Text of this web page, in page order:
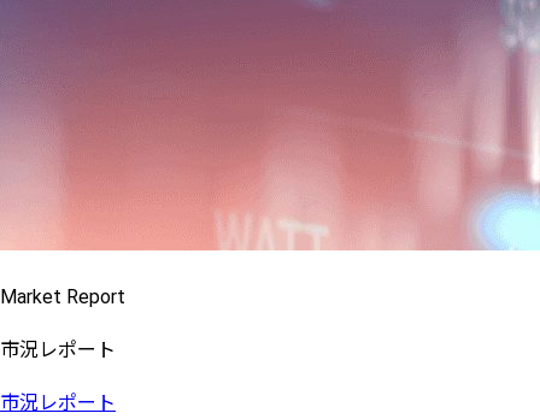
Market Report
市況レポート
市況レポート